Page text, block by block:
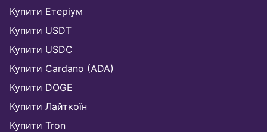
Купити Етеріум
Купити USDT
Купити USDC
Купити Cardano (ADA)
Купити DOGE
Купити Лайткоїн
Купити Tron